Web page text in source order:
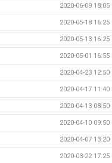
2020-06-09 18:05
2020-05-18 16:25
2020-05-13 16:25
2020-05-01 16:55
2020-04-23 12:50
2020-04-17 11:40
2020-04-13 08:50
2020-04-10 09:50
2020-04-07 13:20
2020-03-22 17:25